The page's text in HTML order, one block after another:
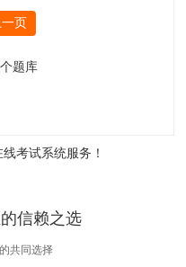
页
个题库
线考试系统服务！
信赖之选
共同选择